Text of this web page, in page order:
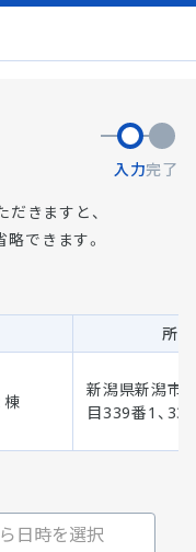
入力完了
だきますと、
できます。
所
棟
新潟県新潟市
目339番1、338